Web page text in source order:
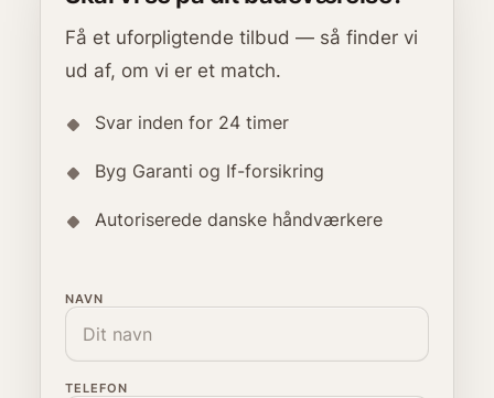
Få et uforpligtende tilbud — så finder vi
ud af, om vi er et match.
Svar inden for 24 timer
Byg Garanti og If-forsikring
Autoriserede danske håndværkere
NAVN
TELEFON